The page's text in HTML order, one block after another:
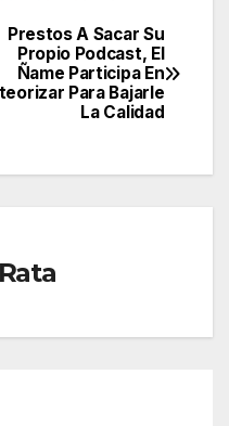
Prestos A Sacar Su
Propio Podcast, El
Ñame Participa En
Para Bajarle
La Calidad